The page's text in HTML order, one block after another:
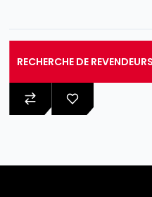
RECHERCHE DE REVENDEURS